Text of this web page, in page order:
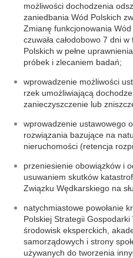
możliwości dochodzenia
zaniedbania Wód Polskich
Zmianę funkcjonowania
czuwała całodobowo 7 dni
Polskich w pełne
próbek i zlecaniem badań;
wprowadzenie możliwości
rzek umożliwiającą
zanieczyszczenie lub
wprowadzenie ustawowego
rozwiązania bazujące na
nieruchomości (retencja
przeniesienie obowiązków i
usuwaniem skutków
Związku Wędkarskiego na
natychmiastowe powołanie
Polskiej Strategii
środowisk eksperckich,
samorządowych i strony
używanych do tworzenia